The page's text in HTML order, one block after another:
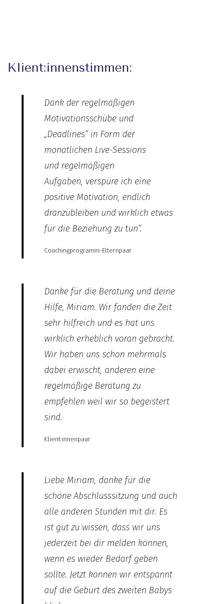
Klient:innenstimmen:
Dank der regelmäßigen
Motivationsschübe und
„Deadlines“ in Form der
monatlichen Live-Sessions
und regelmäßigen
Aufgaben, verspüre ich eine
positive Motivation, endlich
dranzubleiben und wirklich etwas
für die Beziehung zu tun“.
Coachingprogramm-Elternpaar
Danke für die Beratung und deine
Hilfe, Miriam. Wir fanden die Zeit
sehr hilfreich und es hat uns
wirklich erheblich voran gebracht.
Wir haben uns schon mehrmals
dabei erwischt, anderen eine
regelmäßige Beratung zu
empfehlen weil wir so begeistert
sind.
Klient:innenpaar
Liebe Miriam, danke für die
schöne Abschlusssitzung und auch
alle anderen Stunden mit dir. Es
ist gut zu wissen, dass wir uns
jederzeit bei dir melden können,
wenn es wieder Bedarf geben
sollte. Jetzt können wir entspannt
auf die Geburt des zweiten Babys